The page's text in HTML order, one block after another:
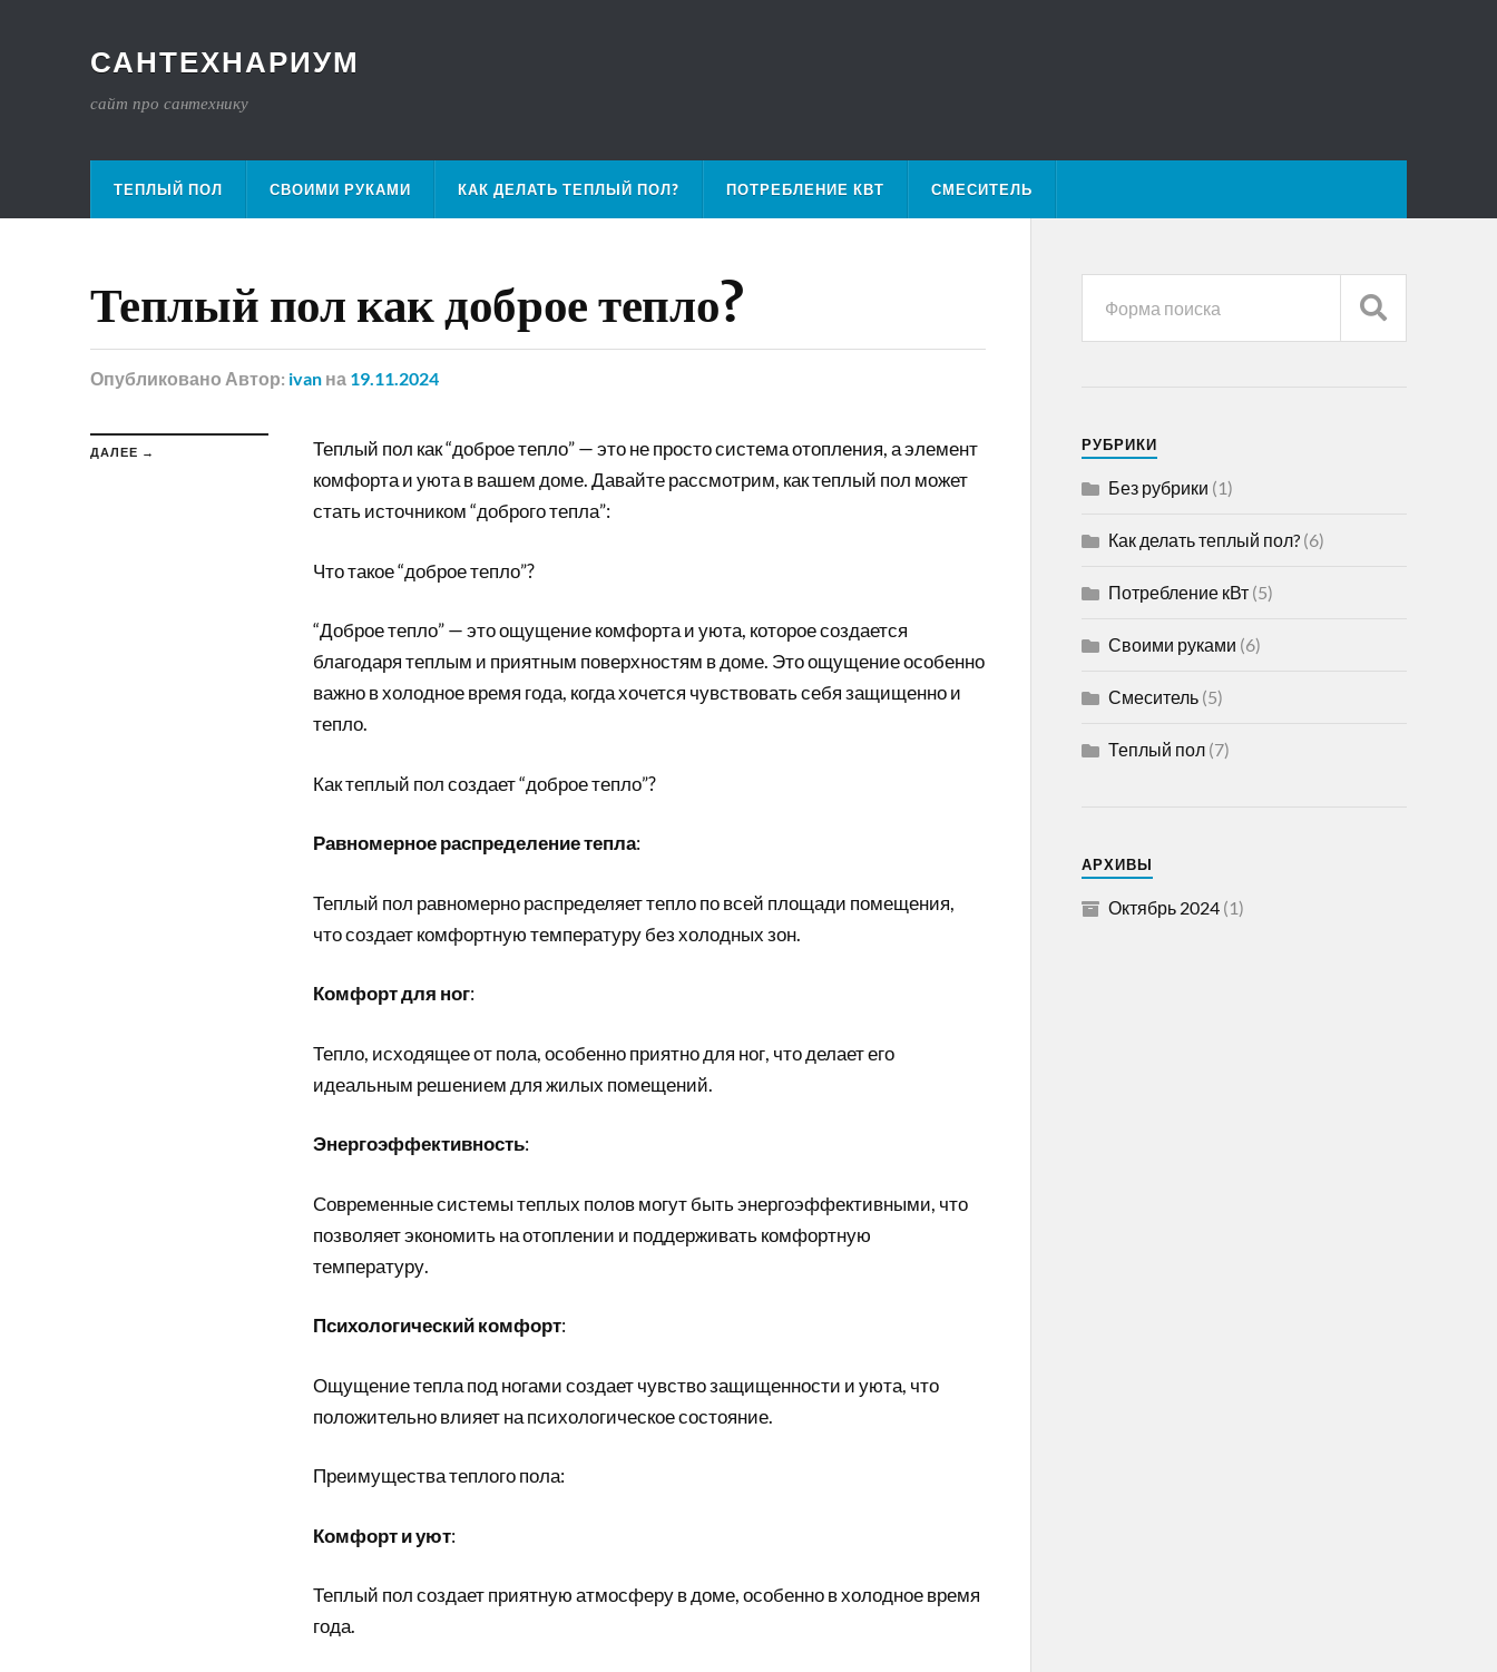
САНТЕХНАРИУМ
сайт про сантехнику
ТЕПЛЫЙ ПОЛ СВОИМИ РУКАМИ КАК ДЕЛАТЬ ТЕПЛЫЙ ПОЛ? ПОТРЕБЛЕНИЕ КВТ СМЕСИТЕЛЬ
Теплый пол как доброе тепло?
Опубликовано Автор: ivan на 19.11.2024
ДАЛЕЕ →
Теплый пол как “доброе тепло” — это не просто система отопления, а элемент
комфорта и уюта в вашем доме. Давайте рассмотрим, как теплый пол может
стать источником “доброго тепла”:
Что такое “доброе тепло”?
“Доброе тепло” — это ощущение комфорта и уюта, которое создается
благодаря теплым и приятным поверхностям в доме. Это ощущение особенно
важно в холодное время года, когда хочется чувствовать себя защищенно и
тепло.
Как теплый пол создает “доброе тепло”?
Равномерное распределение тепла:
Теплый пол равномерно распределяет тепло по всей площади помещения,
что создает комфортную температуру без холодных зон.
Комфорт для ног:
Тепло, исходящее от пола, особенно приятно для ног, что делает его
идеальным решением для жилых помещений.
Энергоэффективность:
Современные системы теплых полов могут быть энергоэффективными, что
позволяет экономить на отоплении и поддерживать комфортную
температуру.
Психологический комфорт:
Ощущение тепла под ногами создает чувство защищенности и уюта, что
положительно влияет на психологическое состояние.
Преимущества теплого пола:
Комфорт и уют:
Теплый пол создает приятную атмосферу в доме, особенно в холодное время
года.
РУБРИКИ
Без рубрики (1)
Как делать теплый пол?(6)
Потребление кВт(5)
Своими руками (6)
Смеситель(5)
Теплый пол(7)
АРХИВЫ
Октябрь 2024(1)